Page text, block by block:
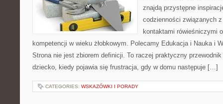
znajdą przystępne
codzienności związanych
kontaktami rówieśniczymi
kompetencji w wieku żłobkowym. Polecamy Edukacja i Nauka i
Strona nie jest zbiorem definicji. To raczej praktyczny
dziecko, kiedy pojawia się frustracja, gdy w domu następuje […]
CATEGORIES: WSKAZÓWKI I PORADY